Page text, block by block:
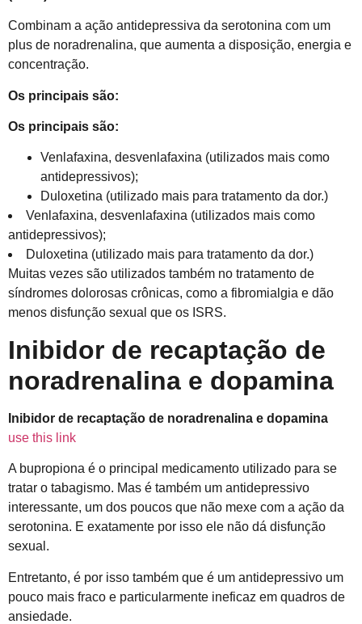
Combinam a ação antidepressiva da serotonina com um
plus de noradrenalina, que aumenta a disposição, energia e
concentração.
Os principais são:
Os principais são:
Venlafaxina, desvenlafaxina (utilizados mais como
antidepressivos);
Duloxetina (utilizado mais para tratamento da dor.)
Venlafaxina, desvenlafaxina (utilizados mais como
antidepressivos);
Duloxetina (utilizado mais para tratamento da dor.)
Muitas vezes são utilizados também no tratamento de
síndromes dolorosas crônicas, como a fibromialgia e dão
menos disfunção sexual que os ISRS.
Inibidor de recaptação de
noradrenalina e dopamina
Inibidor de recaptação de noradrenalina e dopamina
use this link
A bupropiona é o principal medicamento utilizado para se
tratar o tabagismo. Mas é também um antidepressivo
interessante, um dos poucos que não mexe com a ação da
serotonina. E exatamente por isso ele não dá disfunção
sexual.
Entretanto, é por isso também que é um antidepressivo um
pouco mais fraco e particularmente ineficaz em quadros de
ansiedade.